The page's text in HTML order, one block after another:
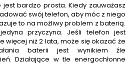
bardzo prosta. Kiedy zauważasz
swój telefon, aby móc z niego
to na możliwy problem z baterią.
przyczyna. Jeśli telefon jest
więcej niż 2 lata, może się okazać że
baterii jest wynikiem źle
Działające w tle energochłonne